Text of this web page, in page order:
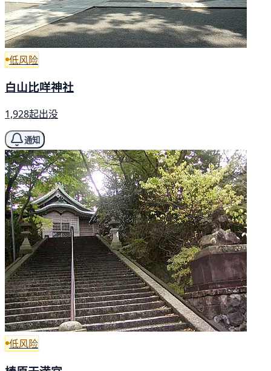
低风险
白山比咩神社
1,928起出没
通知
低风险